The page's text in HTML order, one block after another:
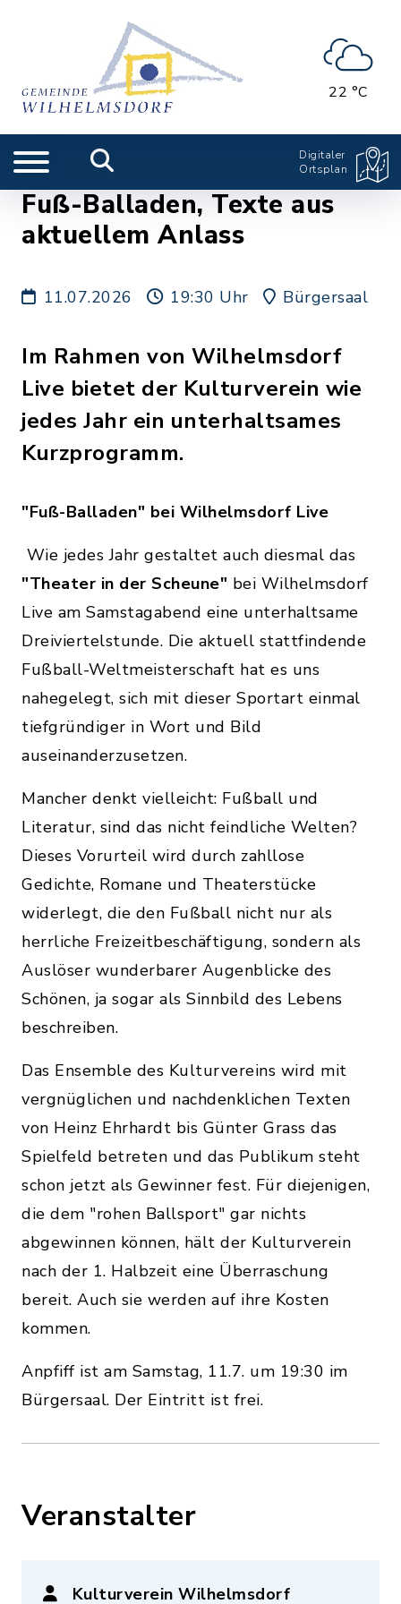
22 °C
Digitaler
Ortsplan
Fuß-Balladen, Texte aus
aktuellem Anlass
11.07.2026 19:30 Uhr Bürgersaal
Im Rahmen von Wilhelmsdorf
Live bietet der Kulturverein wie
jedes Jahr ein unterhaltsames
Kurzprogramm.
"Fuß-Balladen" bei Wilhelmsdorf Live
Wie jedes Jahr gestaltet auch diesmal das
"Theater in der Scheune" bei Wilhelmsdorf
Live am Samstagabend eine unterhaltsame
Dreiviertelstunde. Die aktuell stattfindende
Fußball-Weltmeisterschaft hat es uns
nahegelegt, sich mit dieser Sportart einmal
tiefgründiger in Wort und Bild
auseinanderzusetzen.
Mancher denkt vielleicht: Fußball und
Literatur, sind das nicht feindliche Welten?
Dieses Vorurteil wird durch zahllose
Gedichte, Romane und Theaterstücke
widerlegt, die den Fußball nicht nur als
herrliche Freizeitbeschäftigung, sondern als
Auslöser wunderbarer Augenblicke des
Schönen, ja sogar als Sinnbild des Lebens
beschreiben.
Das Ensemble des Kulturvereins wird mit
vergnüglichen und nachdenklichen Texten
von Heinz Ehrhardt bis Günter Grass das
Spielfeld betreten und das Publikum steht
schon jetzt als Gewinner fest. Für diejenigen,
die dem "rohen Ballsport" gar nichts
abgewinnen können, hält der Kulturverein
nach der 1. Halbzeit eine Überraschung
bereit. Auch sie werden auf ihre Kosten
kommen.
Anpfiff ist am Samstag, 11.7. um 19:30 im
Bürgersaal. Der Eintritt ist frei.
Veranstalter
Kulturverein Wilhelmsdorf